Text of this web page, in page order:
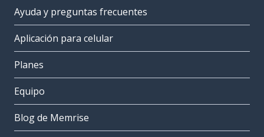
Ayuda y preguntas frecuentes
Aplicación para celular
Planes
Equipo
Blog de Memrise